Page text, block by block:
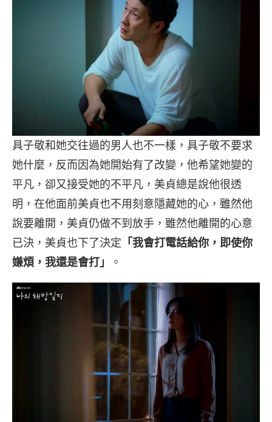
具子敬和她交往過的男人也不一樣，具子敬不要求
她什麼，反而因為她開始有了改變，他希望她變的
平凡，卻又接受她的不平凡，美貞總是說他很透
明，在他面前美貞也不用刻意隱藏她的心，雖然他
說要離開，美貞仍做不到放手，雖然他離開的心意
已決，美貞也下了決定 「我會打電話給你，即使你
嫌煩，我還是會打」
。